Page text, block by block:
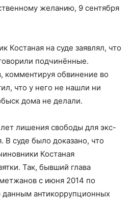
желанию, 9 сентября
Костаная на суде заявлял, что
подчинённые.
обвинение во
что у него не нашли ни
дома не делали.
лишения свободы для экс-
В суде было доказано, что
Костаная
Так, бывший глава
с июня 2014 по
данным антикоррупционных